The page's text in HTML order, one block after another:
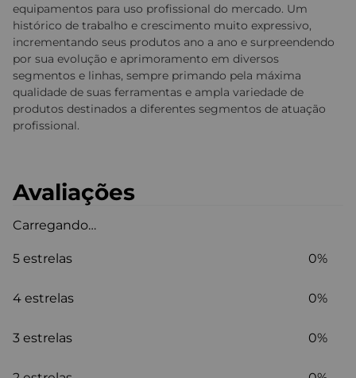
equipamentos para uso profissional do mercado. Um
histórico de trabalho e crescimento muito expressivo,
incrementando seus produtos ano a ano e surpreendendo
por sua evolução e aprimoramento em diversos
segmentos e linhas, sempre primando pela máxima
qualidade de suas ferramentas e ampla variedade de
produtos destinados a diferentes segmentos de atuação
profissional.
Avaliações
Carregando…
5 estrelas 0%
4 estrelas 0%
3 estrelas 0%